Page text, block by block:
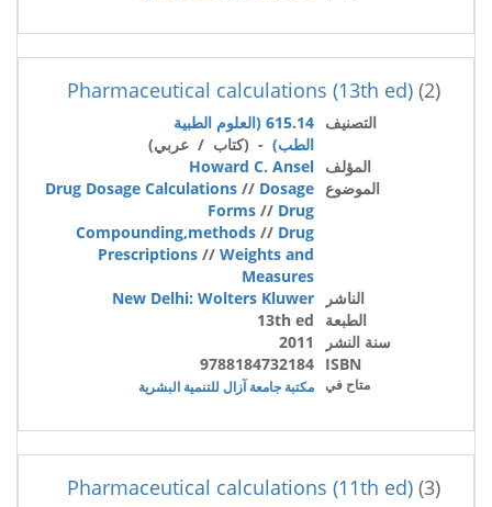
(2)
Pharmaceutical calculations (13th ed)
التصنيف
615.14 (العلوم الطبية
الطب) - (كتاب / عربي)
المؤلف Howard C. Ansel
الموضوع
Drug Dosage Calculations // Dosage
Forms // Drug
Compounding,methods // Drug
Prescriptions // Weights and
Measures
الناشر
New Delhi: Wolters Kluwer
الطبعة
13th ed
سنة النشر
2011
ISBN
9788184732184
متاح في مكتبة جامعة آزال للتنمية البشرية
(3)
Pharmaceutical calculations (11th ed)